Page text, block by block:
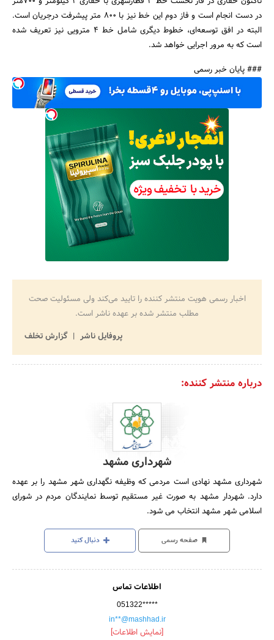
در دست انجام است و فاز دوم این خط نیز با 800 متر پیشرفت درجریان است.
البته در افق توسعه‌ای، خطوط دیگری شامل خط‌ 4 مترویی نیز تعریف شده
است که به مرور اجرایی خواهد شد.
### پایان خبر رسمی
اخبار رسمی هویت منتشر کننده را تایید می‌کند ولی مسئولیت صحت
مطلب منتشر شده بر عهده ناشر است.
پروفایل ناشر
گزارش تخلف
درباره منتشر کننده:
شهرداری مشهد
شهرداری مشهد نهادی است مردمی که وظیفه نگهداری شهر مشهد را بر عهده
دارد. شهردار مشهد به صورت غیر مستقیم توسط نمایندگان مردم در شورای
اسلامی شهر مشهد انتخاب می شود.
صفحه رسمی دنبال کنید
اطلاعات تماس
051322*****
in**@mashhad.ir
[نمایش اطلاعات]